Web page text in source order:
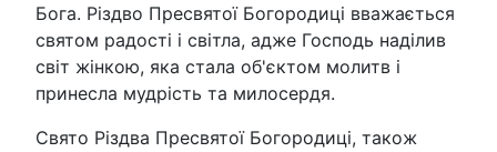
Бога. Різдво Пресвятої Богородиці вважається
святом радості і світла, адже Господь наділив
світ жінкою, яка стала об'єктом молитв і
принесла мудрість та милосердя.
Свято Різдва Пресвятої Богородиці, також